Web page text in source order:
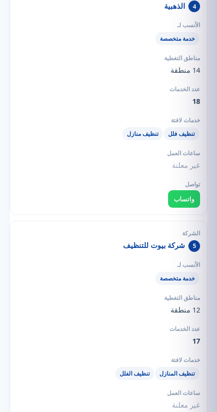
4 الذهبية
خدمة متخصصة
14 منطقة
18
تنظيف فلل تنظيف منازل
غير معلنة
واتساب
5 شركة بيوت للتنظيف
خدمة متخصصة
12 منطقة
17
تنظيف المنازل تنظيف الفلل
غير معلنة